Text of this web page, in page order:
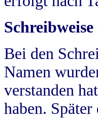
Bei den
Namen
verstanden
haben.